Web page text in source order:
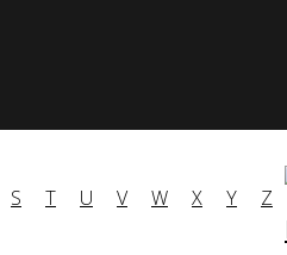
S T U V W X Y Z